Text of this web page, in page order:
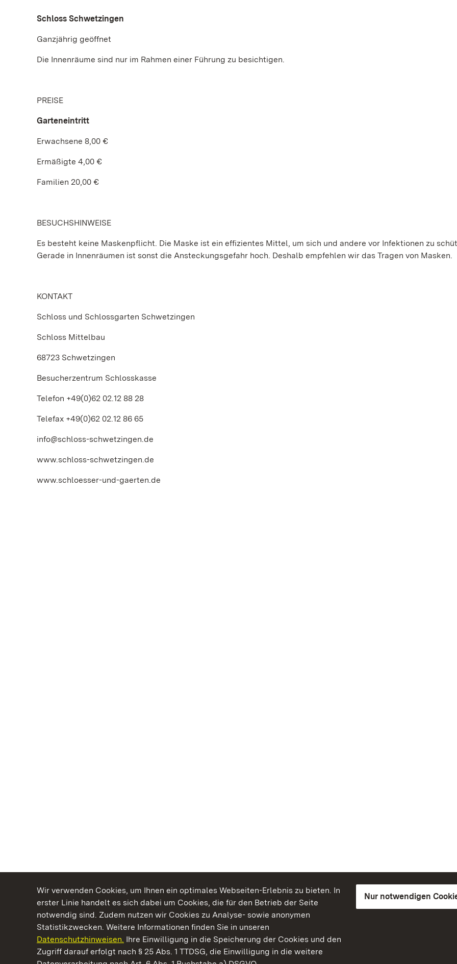
Wir verwenden Cookies, um Ihnen ein optimales Webseiten-Erlebnis zu bieten. In
erster Linie handelt es sich dabei um Cookies, die für den Betrieb der Seite
notwendig sind. Zudem nutzen wir Cookies zu Analyse- sowie anonymen
Statistikzwecken. Weitere Informationen finden Sie in unseren
Datenschutzhinweisen. Ihre Einwilligung in die Speicherung der Cookies und den
Zugriff darauf erfolgt nach § 25 Abs. 1 TTDSG, die Einwilligung in die weitere
Nur notwendigen
Schloss Schwetzingen
Ganzjährig geöffnet
Die Innenräume sind nur im Rahmen einer Führung zu besichtigen.
PREISE
Garteneintritt
Erwachsene 8,00 €
Ermäßigte 4,00 €
Familien 20,00 €
BESUCHSHINWEISE
Es besteht keine Maskenpflicht. Die Maske ist ein effizientes Mittel, um sich und andere vor Infektionen zu
Gerade in Innenräumen ist sonst die Ansteckungsgefahr hoch. Deshalb empfehlen wir das Tragen von Masken.
KONTAKT
Schloss und Schlossgarten Schwetzingen
Schloss Mittelbau
68723 Schwetzingen
Besucherzentrum Schlosskasse
Telefon +49(0)62 02.12 88 28
Telefax +49(0)62 02.12 86 65
info@schloss-schwetzingen.de
www.schloss-schwetzingen.de
www.schloesser-und-gaerten.de
Kommen. Staunen. Genießen.